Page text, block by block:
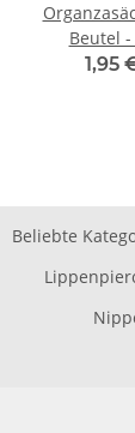
Beutel -
1,95
Beliebte